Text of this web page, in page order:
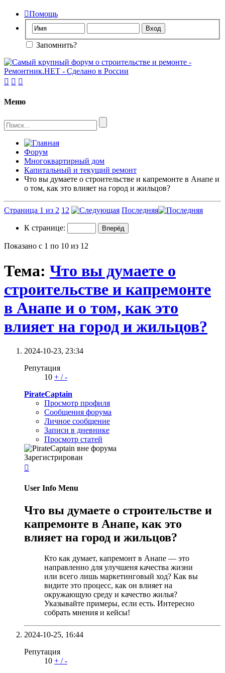
Помощь
Запомнить?
  
Меню
Форум
Многоквартирный дом
Капитальный и текущий ремонт
Что вы думаете о строительстве и капремонте в Анапе и
о том, как это влияет на город и жильцов?
Страница 1 из 2 1 2 Последняя
К странице:
Показано с 1 по 10 из 12
Тема: Что вы думаете о
строительстве и капремонте
в Анапе и о том, как это
влияет на город и жильцов?
2024-10-23, 23:34
Репутация
10 + /-
PirateCaptain
Просмотр профиля
Сообщения форума
Личное сообщение
Записи в дневнике
Просмотр статей
Зарегистрирован

User Info Menu
Что вы думаете о строительстве и
капремонте в Анапе, как это
влияет на город и жильцов?
Кто как думает, капремонт в Анапе — это
направленно для улучшеня качества жизни
или всего лишь маркетинговый ход? Как вы
видите это процесс, как он влияет на
окружающую среду и качество жилья?
Указывайте примеры, если есть. Интересно
собрать мнения и кейсы!
2024-10-25, 16:44
Репутация
10 + /-